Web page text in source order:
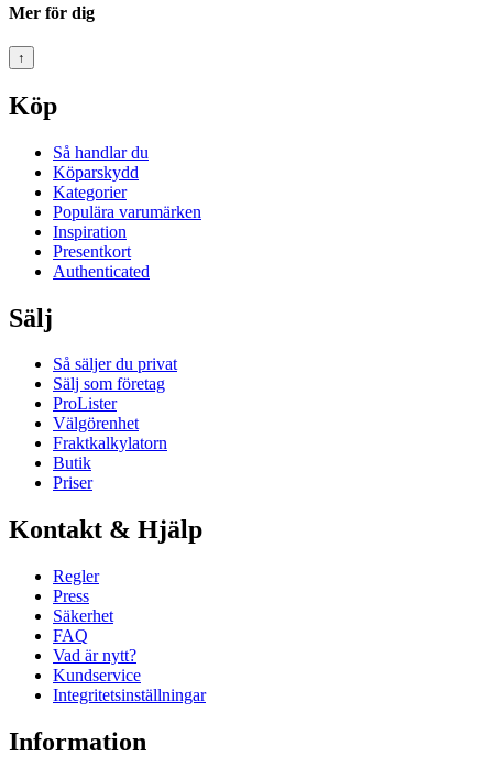
Mer för dig
↑
Köp
Så handlar du
Köparskydd
Kategorier
Populära varumärken
Inspiration
Presentkort
Authenticated
Sälj
Så säljer du privat
Sälj som företag
ProLister
Välgörenhet
Fraktkalkylatorn
Butik
Priser
Kontakt & Hjälp
Regler
Press
Säkerhet
FAQ
Vad är nytt?
Kundservice
Integritetsinställningar
Information